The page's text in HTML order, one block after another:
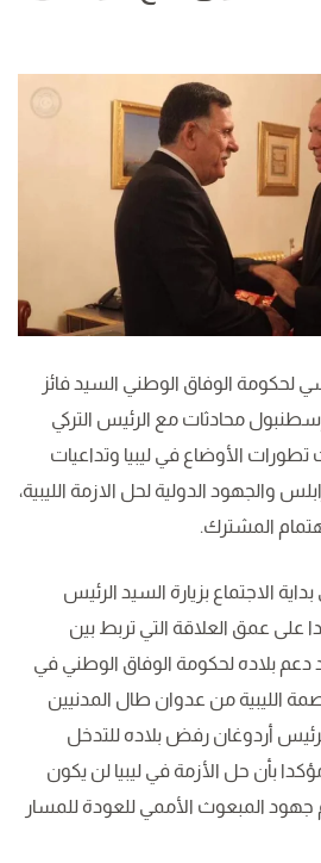
لحكومة الوفاق الوطني السيد فائز
محادثات مع الرئيس التركي
الأوضاع في ليبيا وتداعيات
والجهود الدولية لحل الازمة الليبية،
المشترك.
الاجتماع بزيارة السيد الرئيس
على عمق العلاقة التي تربط بين
بلاده لحكومة الوفاق الوطني في
الليبية من عدوان طال المدنيين
أردوغان رفض بلاده للتدخل
بأن حل الأزمة في ليبيا لن يكون
جهود المبعوث الأممي للعودة للمسار